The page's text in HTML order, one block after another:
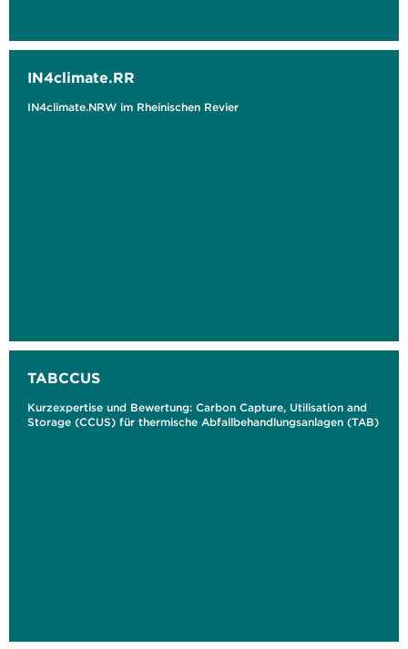
IN4climate.RR
IN4climate.NRW im Rheinischen Revier
TABCCUS
Kurzexpertise und Bewertung: Carbon Capture, Utilisation and
Storage (CCUS) für thermische Abfallbehandlungsanlagen (TAB)